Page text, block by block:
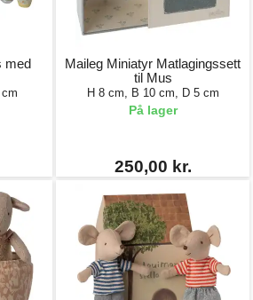
med
Maileg Miniatyr Matlagingssett
til Mus
H 8 cm, B 10 cm, D 5 cm
På lager
250,00 kr.